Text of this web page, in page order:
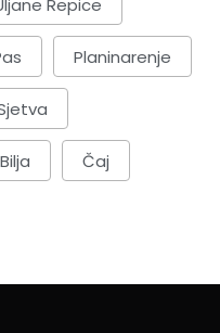
Repice
Planinarenje
Čaj